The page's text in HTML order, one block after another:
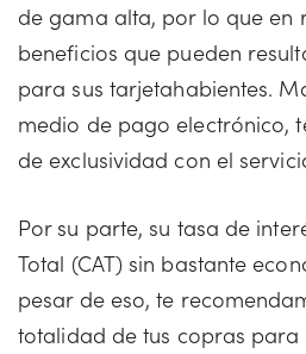
de gama alta, por lo que en
beneficios que pueden
para sus tarjetahabientes.
medio de pago electrónico,
de exclusividad con el
Por su parte, su tasa de
Total (CAT) sin bastante
pesar de eso, te
totalidad de tus copras para